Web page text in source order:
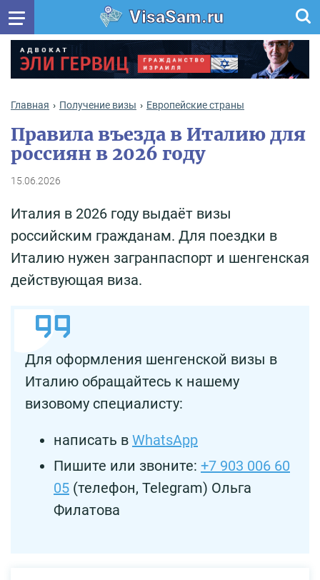
VisaSam.ru
Главная Получение визы Европейские страны
Правила въезда в Италию для
россиян в 2026 году
15.06.2026
Италия в 2026 году выдаёт визы
российским гражданам. Для поездки в
Италию нужен загранпаспорт и шенгенская
действующая виза.
Для оформления шенгенской визы в
Италию обращайтесь к нашему
визовому специалисту:
написать в WhatsApp
Пишите или звоните: +7 903 006 60
05 (телефон, Telegram) Ольга
Филатова